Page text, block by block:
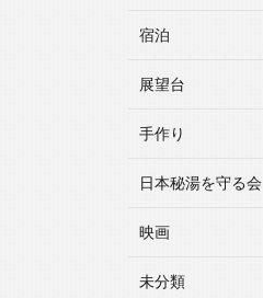
宿泊
展望台
手作り
日本秘湯を守る会
映画
未分類